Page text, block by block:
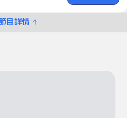
目詳情